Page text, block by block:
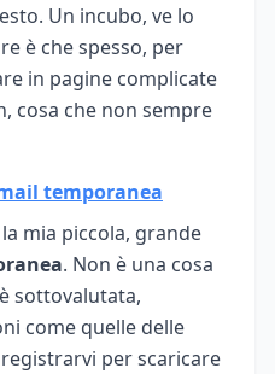
Un incubo, ve lo
è che spesso, per
in pagine complicate
cosa che non sempre
temporanea
mia piccola, grande
. Non è una cosa
sottovalutata,
come quelle delle
per scaricare